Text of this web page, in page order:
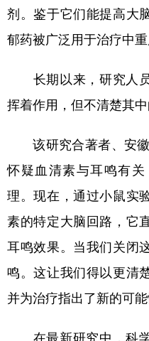
剂。鉴于它们能提高大
郁药被广泛用于治疗中重
长期以来，研究人员
挥着作用，但不清楚其中
该研究合著者、安徽
怀疑血清素与耳鸣有
理。现在，通过小鼠实
素的特定大脑回路，它
耳鸣效果。当我们关闭
鸣。这让我们得以更清
并为治疗指出了新的可
在最新研究中，科学